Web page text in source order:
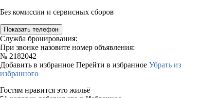
Без комиссии и сервисных сборов
Показать телефон
Служба бронирования:
При звонке назовите номер объявления:
№ 2182042
Добавить в избранное Перейти в избранное Убрать из
избранного
Гостям нравится это жильё